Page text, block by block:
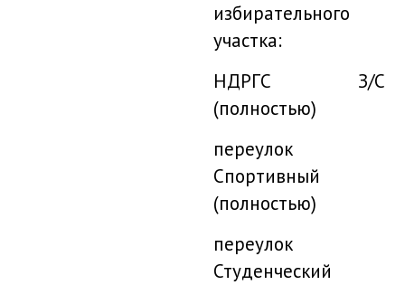
избирательного
участка:
НДРГС З/С
(полностью)
переулок
Спортивный
(полностью)
переулок
Студенческий